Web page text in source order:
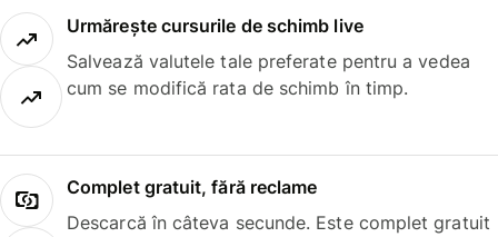
Urmărește cursurile de schimb live
Salvează valutele tale preferate pentru a vedea
cum se modifică rata de schimb în timp.
Complet gratuit, fără reclame
Descarcă în câteva secunde. Este complet gratuit